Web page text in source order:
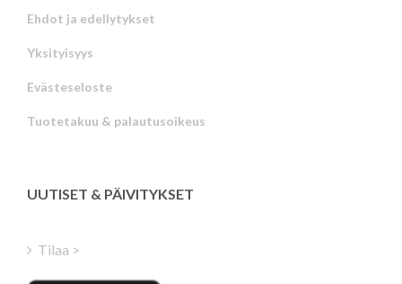
Ehdot ja edellytykset
Yksityisyys
Evästeseloste
Tuotetakuu & palautusoikeus
UUTISET & PÄIVITYKSET
Tilaa >